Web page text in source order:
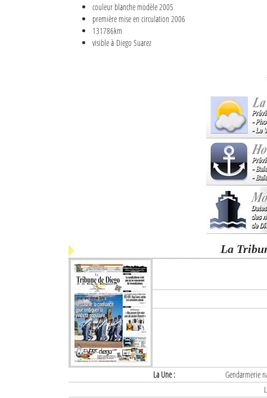
couleur blanche modèle 2005
première mise en circulation 2006
131786km
visible à Diego Suarez
La
La Une :
Gendarmerie